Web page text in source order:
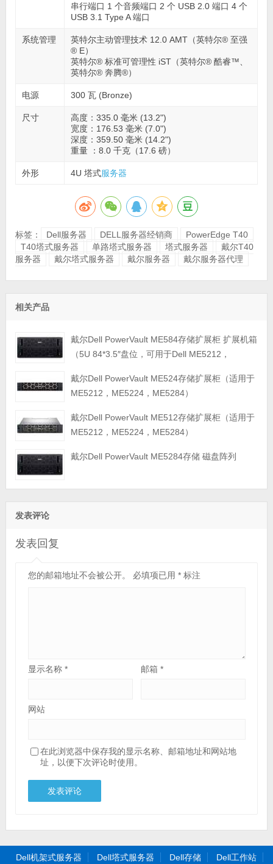
串行端口 1 个音频端口 2 个 USB 2.0 端口 4 个
USB 3.1 Type A 端口
系统管理
英特尔主动管理技术 12.0 AMT（英特尔® 至强
® E）
英特尔® 标准可管理性 iST（英特尔® 酷睿™、
英特尔® 奔腾®）
电源 300 瓦 (Bronze)
尺寸
高度：335.0 毫米 (13.2")
宽度：176.53 毫米 (7.0")
深度：359.50 毫米 (14.2")
重量 ：8.0 千克（17.6 磅）
外形 4U 塔式服务器
标签： Dell服务器 DELL服务器经销商
PowerEdge T40
T40塔式服务器
单路塔式服务器 塔式服务器
戴尔T40
服务器
戴尔塔式服务器 戴尔服务器 戴尔服务器代理
相关产品
戴尔Dell PowerVault ME584存储扩展柜 扩展机箱
（5U 84*3.5″盘位，可用于Dell ME5212，
戴尔Dell PowerVault ME524存储扩展柜（适用于
ME5212，ME5224，ME5284）
戴尔Dell PowerVault ME512存储扩展柜（适用于
ME5212，ME5224，ME5284）
戴尔Dell PowerVault ME5284存储 磁盘阵列
发表评论
发表回复
您的邮箱地址不会被公开。 必填项已用 *标注
显示名称 * 邮箱*
网站
在此浏览器中保存我的显示名称、邮箱地址和网站地
址，以便下次评论时使用。
Dell机架式服务器 Dell塔式服务器 Dell存储 Dell工作站